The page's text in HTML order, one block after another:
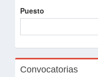
Puesto
Convocatorias